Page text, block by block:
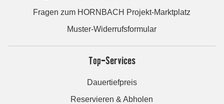
Fragen zum HORNBACH Projekt-Marktplatz
Muster-Widerrufsformular
Top-Services
Dauertiefpreis
Reservieren & Abholen